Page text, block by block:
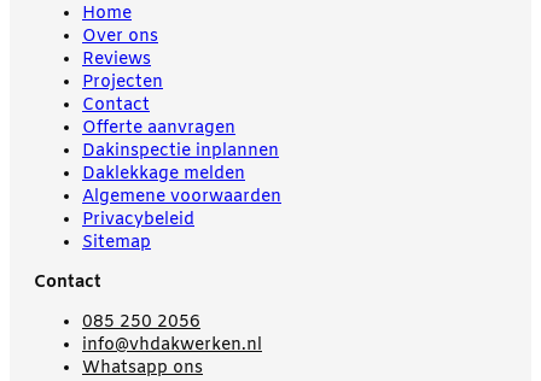
Home
Over ons
Reviews
Projecten
Contact
Offerte aanvragen
Dakinspectie inplannen
Daklekkage melden
Algemene voorwaarden
Privacybeleid
Sitemap
Contact
085 250 2056
info@vhdakwerken.nl
Whatsapp ons